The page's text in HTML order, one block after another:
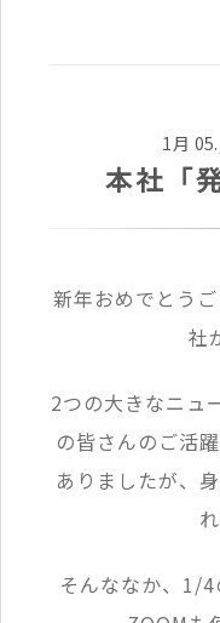
1月
本社「
新年おめでとう
社
2つの大きなニュ
の皆さんのご活
ありましたが、
そんななか、1/